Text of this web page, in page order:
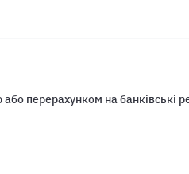
перерахунком на банківські